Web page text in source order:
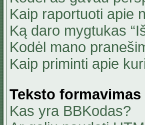
Kaip raportuoti apie
Ką daro mygtukas
Kodėl mano
Kaip priminti apie
Teksto
Kas yra BBKodas?